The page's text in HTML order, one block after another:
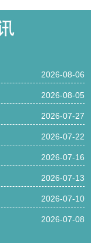
2026-08-06
2026-08-05
2026-07-27
2026-07-22
2026-07-16
2026-07-13
2026-07-10
2026-07-08